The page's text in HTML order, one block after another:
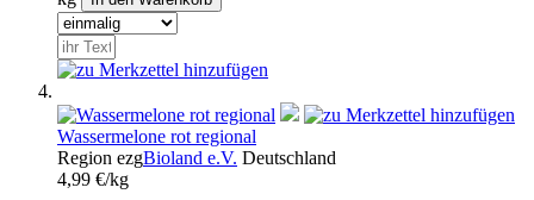
Wassermelone rot regional
Region ezgBioland e.V. Deutschland
4,99 €/kg